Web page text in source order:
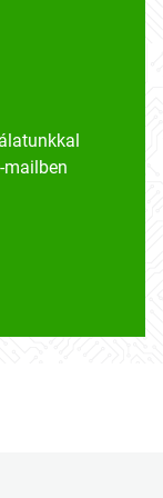
mailben